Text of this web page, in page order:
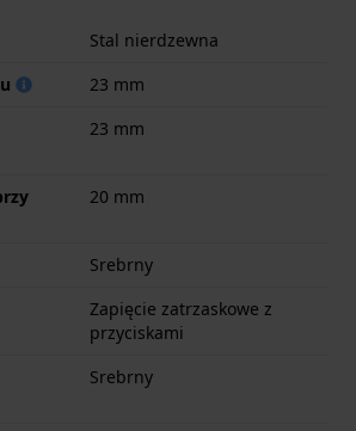
Stal nierdzewna
23 mm
23 mm
20 mm
Srebrny
Zapięcie zatrzaskowe z
przyciskami
Srebrny